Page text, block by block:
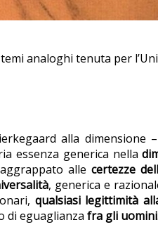
analoghi tenuta per
alla dimensione
essenza generica nella
alle certezze
, generica e
qualsiasi legittimità
di eguaglianza fra gli uomini